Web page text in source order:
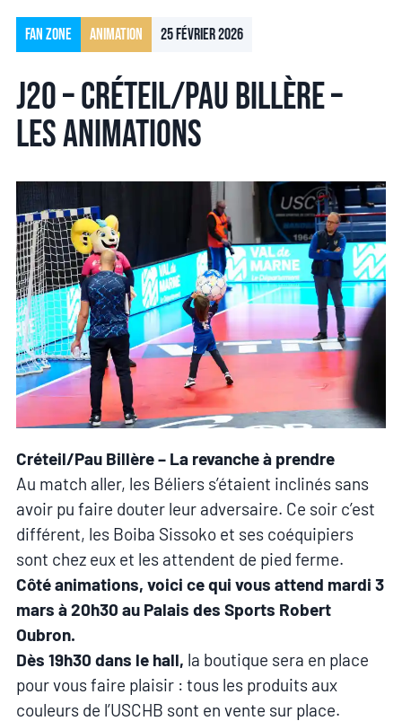
Fan Zone Animation 25 février 2026
J20 – Créteil/Pau Billère –
Les animations
Créteil/Pau Billère – La revanche à prendre
Au match aller, les Béliers s’étaient inclinés sans
avoir pu faire douter leur adversaire. Ce soir c’est
différent, les Boiba Sissoko et ses coéquipiers
sont chez eux et les attendent de pied ferme.
Côté animations, voici ce qui vous attend mardi 3
mars à 20h30 au Palais des Sports Robert
Oubron.
Dès 19h30 dans le hall, la boutique sera en place
pour vous faire plaisir : tous les produits aux
couleurs de l’USCHB sont en vente sur place.